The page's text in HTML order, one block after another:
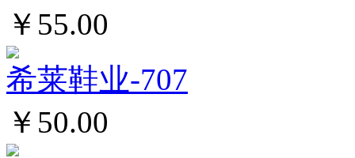
￥55.00
希莱鞋业-707
￥50.00